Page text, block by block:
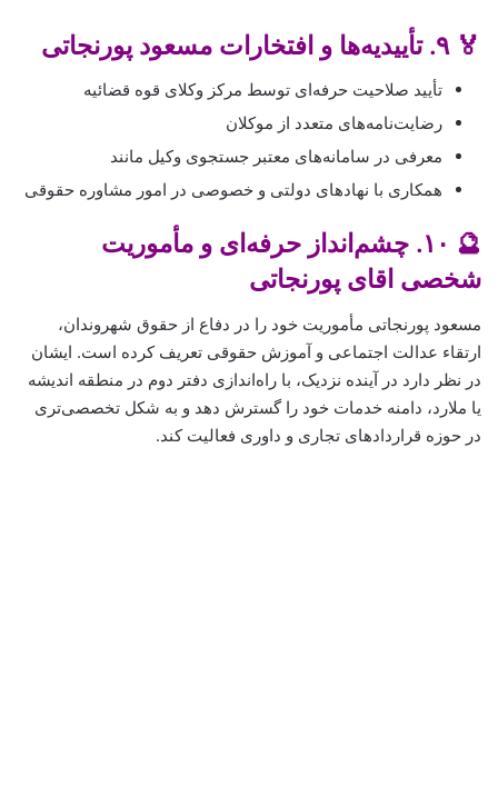
🏅 ۹. تأییدیه‌ها و افتخارات مسعود پورنجاتی
تأیید صلاحیت حرفه‌ای توسط مرکز وکلای قوه قضائیه
رضایت‌نامه‌های متعدد از موکلان
معرفی در سامانه‌های معتبر جستجوی وکیل مانند
همکاری با نهادهای دولتی و خصوصی در امور مشاوره حقوقی
🔮 ۱۰. چشم‌انداز حرفه‌ای و مأموریت
شخصی اقای پورنجاتی
مسعود پورنجاتی مأموریت خود را در دفاع از حقوق شهروندان،
ارتقاء عدالت اجتماعی و آموزش حقوقی تعریف کرده است. ایشان
در نظر دارد در آینده نزدیک، با راه‌اندازی دفتر دوم در منطقه اندیشه
یا ملارد، دامنه خدمات خود را گسترش دهد و به شکل تخصصی‌تری
در حوزه قراردادهای تجاری و داوری فعالیت کند.